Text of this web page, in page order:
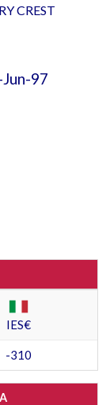
CREST
97
IES€
-310